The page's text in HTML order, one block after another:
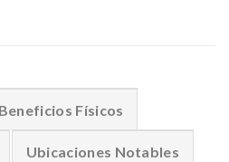
Beneficios Físicos
Ubicaciones Notables